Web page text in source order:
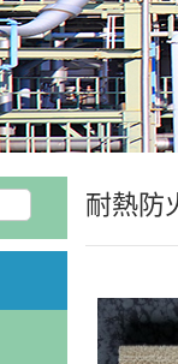
耐熱防